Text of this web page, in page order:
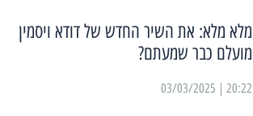
מלא מלא: את השיר החדש של דודא ויסמין
מועלם כבר שמעתם?
20:22 | 03/03/2025